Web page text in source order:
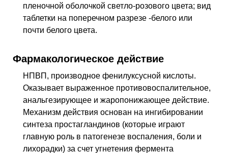
пленочной оболочкой светло-розового цвета; вид
таблетки на поперечном разрезе -белого или
почти белого цвета.
Фармакологическое действие
НПВП, производное фенилуксусной кислоты.
Оказывает выраженное противовоспалительное,
анальгезирующее и жаропонижающее действие.
Механизм действия основан на ингибировании
синтеза простагландинов (которые играют
главную роль в патогенезе воспаления, боли и
лихорадки) за счет угнетения фермента